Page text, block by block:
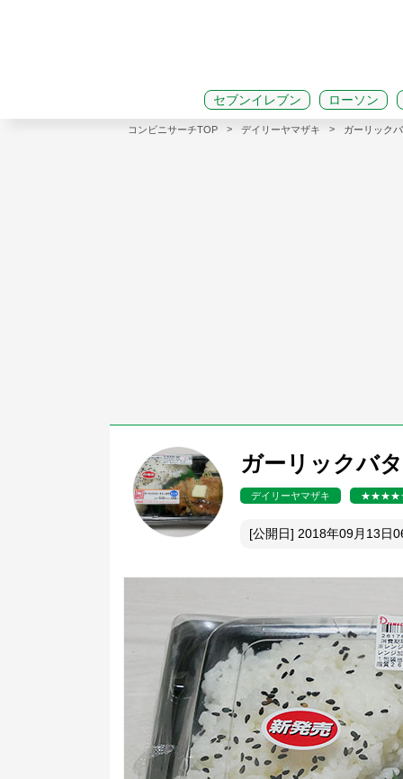
セブンイレブン ローソン
コンビニサーチTOP > デイリーヤマザキ > ガーリック
ガーリックバ
デイリーヤマザキ
[公開日] 2018年09月13